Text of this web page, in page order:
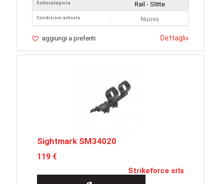
Sottocategoria
Condizioni articolo
Rail - Slitte
Nuovo
aggiungi a preferiti Dettagli»
Sightmark SM34020
119 €
Strikeforce srls